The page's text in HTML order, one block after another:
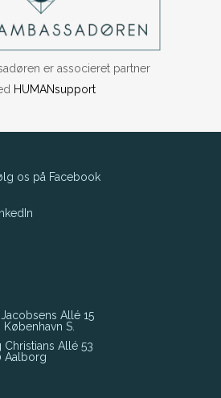
er associeret partner
HUMANsupport
os på Facebook
Allé 15
S.
Christians Allé 53
Aalborg